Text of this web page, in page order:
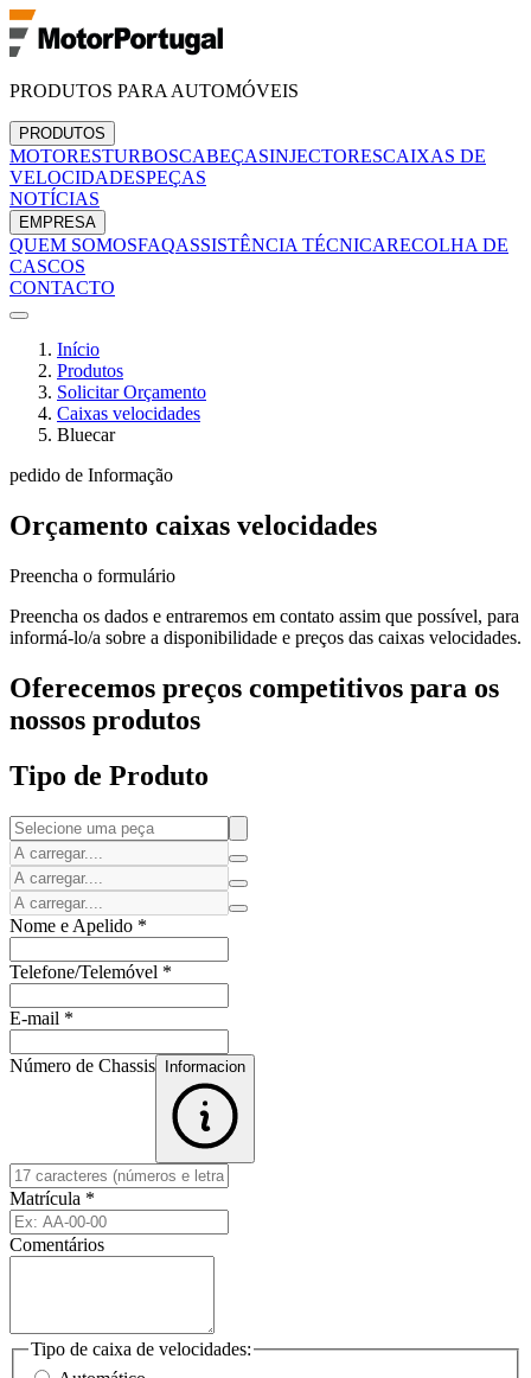
PRODUTOS PARA AUTOMÓVEIS
PRODUTOS
MOTORESTURBOSCABEÇASINJECTORESCAIXAS DE
VELOCIDADESPEÇAS
NOTÍCIAS
EMPRESA
QUEM SOMOSFAQASSISTÊNCIA TÉCNICARECOLHA DE
CASCOS
CONTACTO
Início
Produtos
Solicitar Orçamento
Caixas velocidades
Bluecar
pedido de Informação
Orçamento caixas velocidades
Preencha o formulário
Preencha os dados e entraremos em contato assim que possível, para
informá-lo/a sobre a disponibilidade e preços das caixas velocidades.
Oferecemos preços competitivos para os
nossos produtos
Tipo de Produto
Nome e Apelido *
Telefone/Telemóvel *
E-mail *
Número de Chassis Informacion
Matrícula *
Comentários
Tipo de caixa de velocidades: